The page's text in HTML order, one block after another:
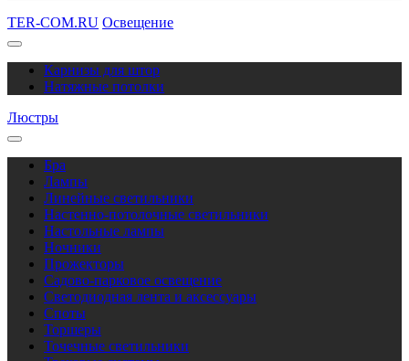
TER-COM.RU Освещение
Карнизы для штор
Натяжные потолки
Люстры
Бра
Лампы
Линейные светильники
Настенно-потолочные светильники
Настольные лампы
Ночники
Прожекторы
Садово-парковое освещение
Светодиодная лента и аксессуары
Споты
Торшеры
Точечные светильники